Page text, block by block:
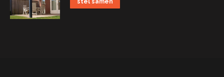
stel samen